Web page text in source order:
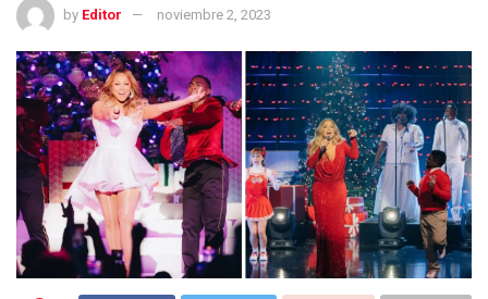
by Editor noviembre 2, 2023